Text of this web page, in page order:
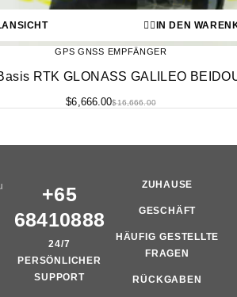
IN DEN
GPS GNSS EMPFÄNGER
RTK GLONASS GALILEO
$16,666.00
$6,666.00
+65
68410888
24/7
PERSÖNLICHER
SUPPORT
ZUHAUSE
GESCHÄFT
HÄUFIG GESTELLTE
FRAGEN
RÜCKGABEN